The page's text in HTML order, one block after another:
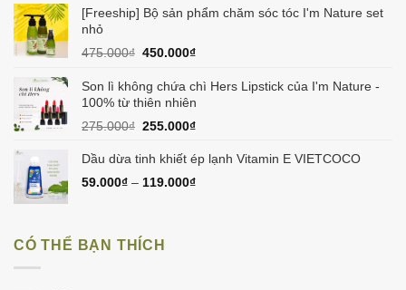
[Freeship] Bộ sản phẩm chăm sóc tóc I'm Nature set
nhỏ
475.000₫ Giá
là:
475.000₫.
450.000₫Giá
tại
là:
Son lì không chứa chì Hers Lipstick của I'm Nature -
100% từ thiên nhiên
275.000₫ Giá
là:
255.000₫Giá
tại
255.000₫.
Dầu dừa tinh khiết ép lạnh Vitamin E VIETCOCO
59.000₫ – 119.000₫
CÓ THỂ BẠN THÍCH